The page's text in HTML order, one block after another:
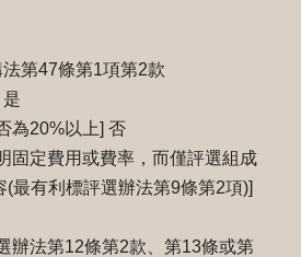
第47條第1項第2款
為20%以上] 否
固定費用或費率，而僅評選組成
最有利標評選辦法第9條第2項)]
辦法第12條第2款、第13條或第